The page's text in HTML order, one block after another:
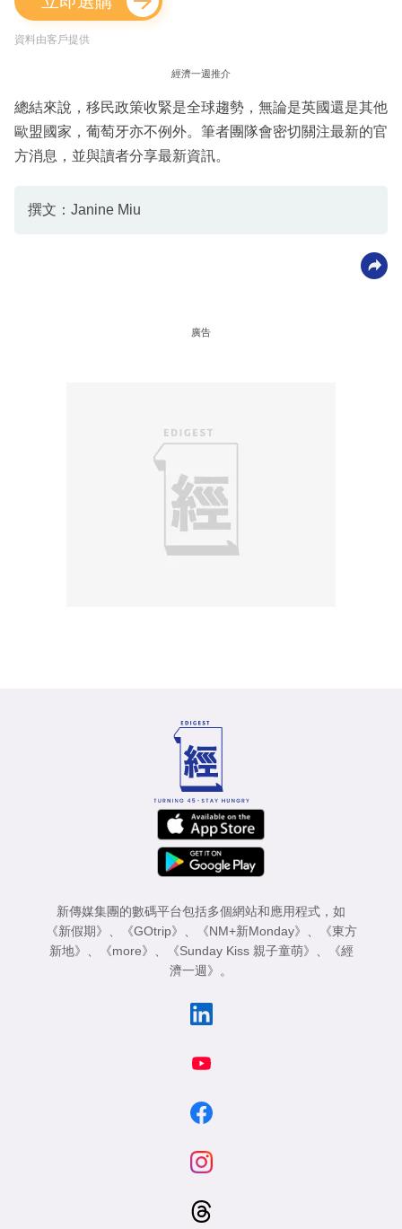
資料由客戶提供
經濟一週推介
總結來說，移民政策收緊是全球趨勢，無論是英國還是其他
歐盟國家，葡萄牙亦不例外。筆者團隊會密切關注最新的官
方消息，並與讀者分享最新資訊。
撰文：Janine Miu
廣告
新傳媒集團的數碼平台包括多個網站和應用程式，如
《新假期》
《GOtrip》 《NM+新Monday》
《東方
新地》
《more》 《Sunday Kiss 親子童萌》
《經
濟一週》
。